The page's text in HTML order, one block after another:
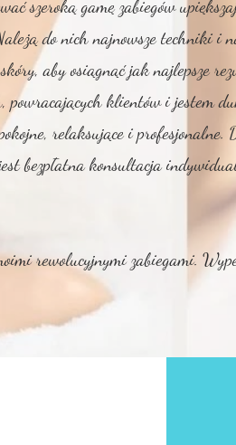
szeroką gamę zabiegów
do nich najnowsze techniki i
aby osiągnąć jak najlepsze
powracających klientów i jestem
relaksujące i profesjonalne.
bezpłatna konsultacja
rewolucyjnymi zabiegami.